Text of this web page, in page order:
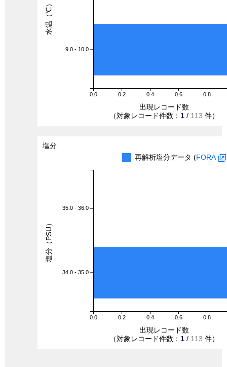
0.0 0.2 0.4 0.6 0.8
9.0 - 10.0
出現レコード数
（対象レコード件数： 1 / 113 件）
水温（℃）
塩分
再解析塩分データ (FORA
0.0 0.2 0.4 0.6 0.8
35.0 - 36.0
34.0 - 35.0
出現レコード数
（対象レコード件数： 1 / 113 件）
塩分（PSU）